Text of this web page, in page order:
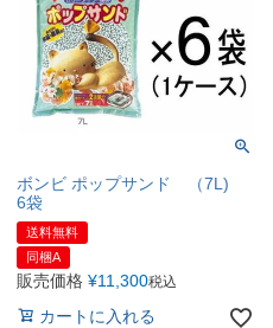
ボンビ ポップサンド （7L)
6袋
送料無料
同梱A
販売価格 ¥11,300税込
カートに入れる